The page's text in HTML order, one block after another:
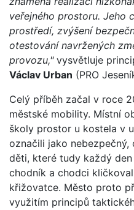
veřejného prostoru. Jeho
prostředí, zvýšení
otestování navržených
provozu,"vysvětluje
Václav Urban (PRO
Celý příběh začal v roce
městské mobility. Místní
školy prostor u kostela v
označili jako nebezpečný,
děti, které tudy každý
chodník a chodci
křižovatce. Město proto
využitím principů